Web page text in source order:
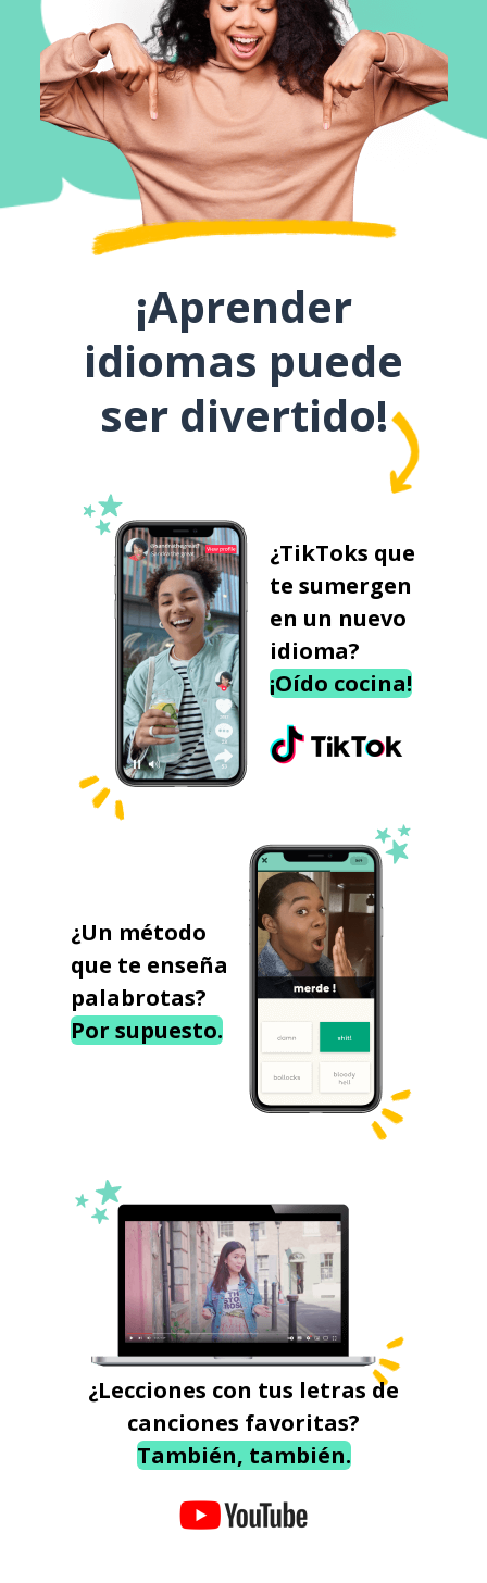
¡Aprender
idiomas puede
ser divertido!
¿TikToks que
te sumergen
en un nuevo
idioma?
¡Oído cocina!
¿Un método
que te enseña
palabrotas?
Por supuesto.
¿Lecciones con tus letras de
canciones favoritas?
También, también.